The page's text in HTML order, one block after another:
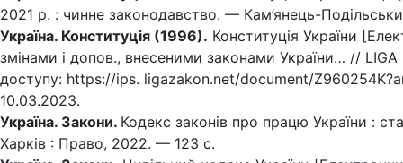
2021 р. : чинне законодавство. — Кам’янець-
Україна. Конституція (1996). Конституція України
змінами і допов., внесеними законами України… //
доступу: https://ips. ligazakon.net/document/
10.03.2023.
Україна. Закони. Кодекс законів про працю України :
Харків : Право, 2022. — 123 с.